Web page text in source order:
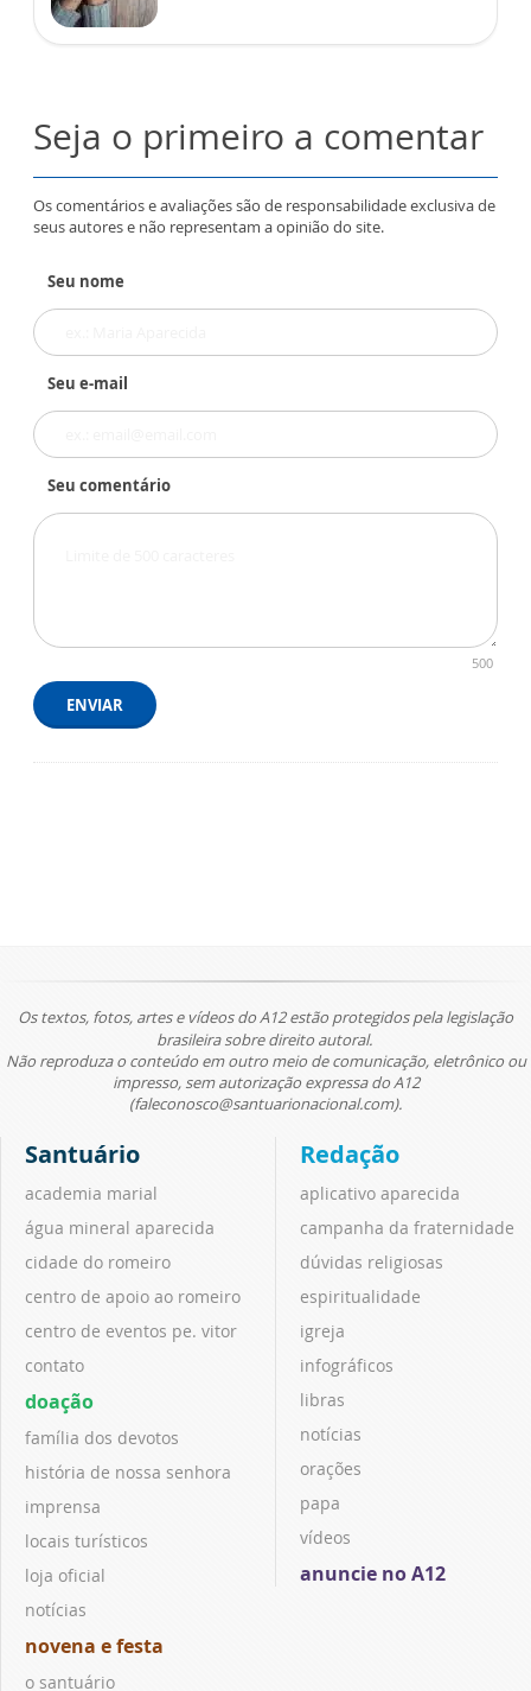
Seja o primeiro a comentar
Os comentários e avaliações são de responsabilidade exclusiva de
seus autores e não representam a opinião do site.
Seu nome
Seu e-mail
Seu comentário
500
ENVIAR
Os textos, fotos, artes e vídeos do A12 estão protegidos pela legislação
brasileira sobre direito autoral.
Não reproduza o conteúdo em outro meio de comunicação, eletrônico ou
impresso, sem autorização expressa do A12
(faleconosco@santuarionacional.com).
Santuário
academia marial
água mineral aparecida
cidade do romeiro
centro de apoio ao romeiro
centro de eventos pe. vitor
contato
doação
família dos devotos
história de nossa senhora
imprensa
locais turísticos
loja oficial
notícias
novena e festa
o santuário
Redação
aplicativo aparecida
campanha da fraternidade
dúvidas religiosas
espiritualidade
igreja
infográficos
libras
notícias
orações
papa
vídeos
anuncie no A12